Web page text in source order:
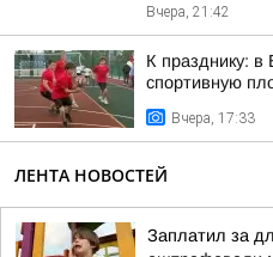
Вчера, 21:42
К празднику: в
спортивную
Вчера, 17:33
ЛЕНТА НОВОСТЕЙ
Заплатил за